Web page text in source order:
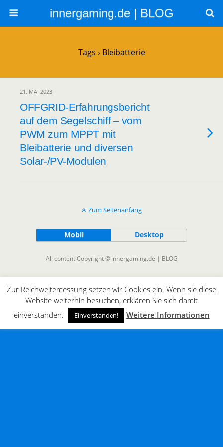
innergaming.de | BLOG
Tags › Bleibatterie
21. MAI 2023
OFFGRID-Erfahrungsbericht
auf dem Segelschiff – vom
PWM zum MPPT mit
Bleibatterie und diversen
Solar-/PV-Modulen
Zum Seitenanfang
Mobil Desktop
All content Copyright © innergaming.de | BLOG
Zur Reichweitemessung setzen wir Cookies ein. Wenn sie diese
Website weiterhin besuchen, erklären Sie sich damit
einverstanden.
Einverstanden! Weitere Informationen